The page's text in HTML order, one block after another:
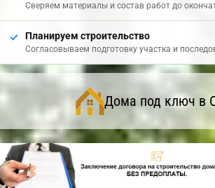
Сверяем материалы и состав работ до
Планируем строительство
Согласовываем подготовку участка и
Дома под ключ в